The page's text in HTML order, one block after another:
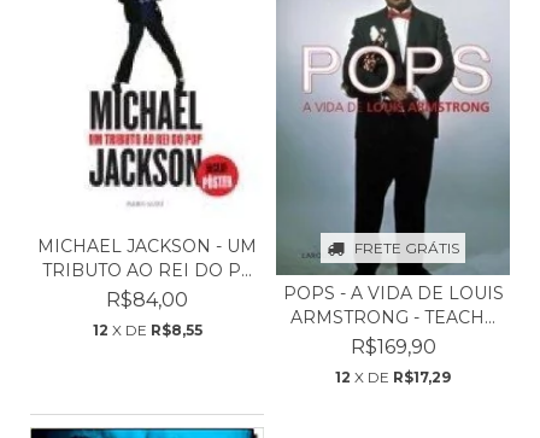
MICHAEL JACKSON - UM
TRIBUTO AO REI DO P...
R$84,00
12 X DE R$8,55
FRETE GRÁTIS
POPS - A VIDA DE LOUIS
ARMSTRONG - TEACH...
R$169,90
12 X DE R$17,29